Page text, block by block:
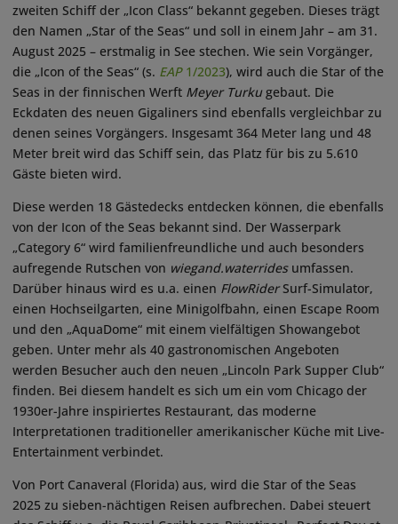
zweiten Schiff der „Icon Class“ bekannt gegeben. Dieses trägt
den Namen „Star of the Seas“ und soll in einem Jahr – am 31.
August 2025 – erstmalig in See stechen. Wie sein Vorgänger,
die „Icon of the Seas“ (s. EAP1/2023), wird auch die Star of the
Seas in der finnischen Werft Meyer Turku gebaut. Die
Eckdaten des neuen Gigaliners sind ebenfalls vergleichbar zu
denen seines Vorgängers. Insgesamt 364 Meter lang und 48
Meter breit wird das Schiff sein, das Platz für bis zu 5.610
Gäste bieten wird.
Diese werden 18 Gästedecks entdecken können, die ebenfalls
von der Icon of the Seas bekannt sind. Der Wasserpark
„Category 6“ wird familienfreundliche und auch besonders
aufregende Rutschen von wiegand.waterridesumfassen.
Darüber hinaus wird es u.a. einen FlowRiderSurf-Simulator,
einen Hochseilgarten, eine Minigolfbahn, einen Escape Room
und den „AquaDome“ mit einem vielfältigen Showangebot
geben. Unter mehr als 40 gastronomischen Angeboten
werden Besucher auch den neuen „Lincoln Park Supper Club“
finden. Bei diesem handelt es sich um ein vom Chicago der
1930er-Jahre inspiriertes Restaurant, das moderne
Interpretationen traditioneller amerikanischer Küche mit Live-
Entertainment verbindet.
Von Port Canaveral (Florida) aus, wird die Star of the Seas
2025 zu sieben-nächtigen Reisen aufbrechen. Dabei steuert